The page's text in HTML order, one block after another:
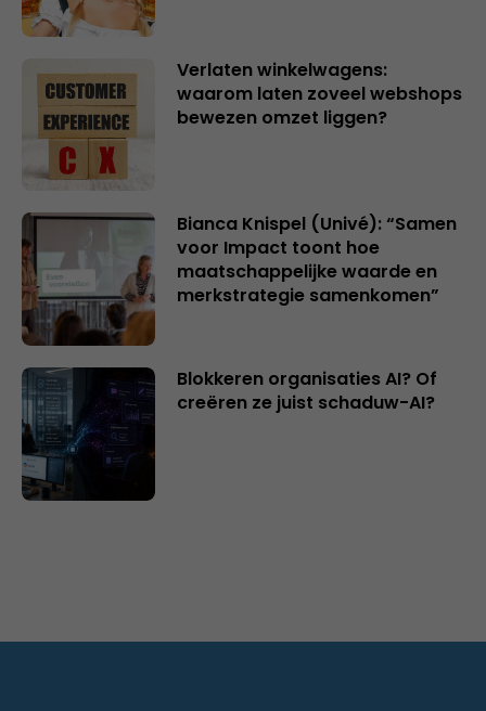
Verlaten winkelwagens:
waarom laten zoveel webshops
bewezen omzet liggen?
Bianca Knispel (Univé): “Samen
voor Impact toont hoe
maatschappelijke waarde en
merkstrategie samenkomen”
Blokkeren organisaties AI? Of
creëren ze juist schaduw-AI?